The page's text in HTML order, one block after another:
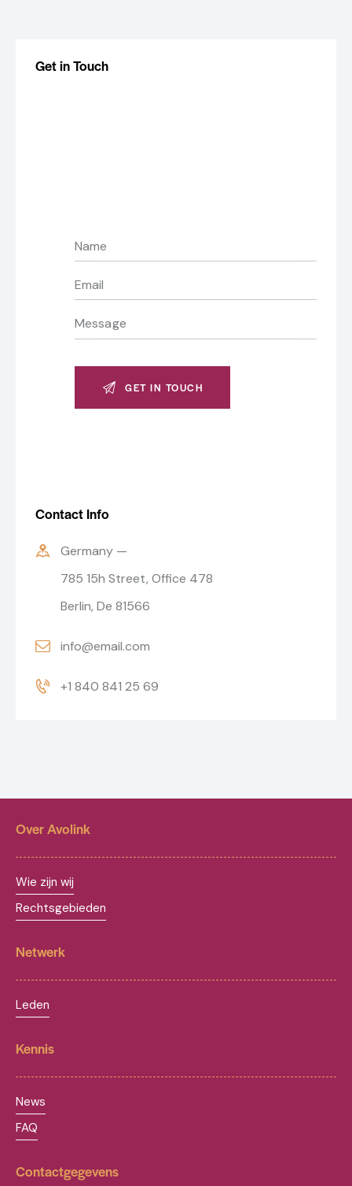
Get in Touch
Contact Info
Germany —
785 15h Street, Office 478
Berlin, De 81566
info@email.com
+1 840 841 25 69
Over Avolink
Wie zijn wij
Rechtsgebieden
Netwerk
Leden
Kennis
News
FAQ
Contactgegevens